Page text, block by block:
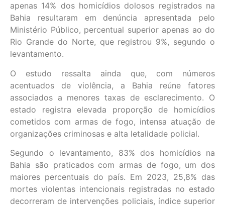
apenas 14% dos homicídios dolosos registrados na
Bahia resultaram em denúncia apresentada pelo
Ministério Público, percentual superior apenas ao do
Rio Grande do Norte, que registrou 9%, segundo o
levantamento.
O estudo ressalta ainda que, com números
acentuados de violência, a Bahia reúne fatores
associados a menores taxas de esclarecimento. O
estado registra elevada proporção de homicídios
cometidos com armas de fogo, intensa atuação de
organizações criminosas e alta letalidade policial.
Segundo o levantamento, 83% dos homicídios na
Bahia são praticados com armas de fogo, um dos
maiores percentuais do país. Em 2023, 25,8% das
mortes violentas intencionais registradas no estado
decorreram de intervenções policiais, índice superior